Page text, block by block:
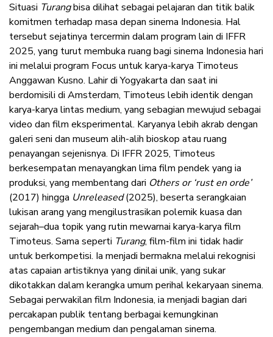
Situasi Turangbisa dilihat sebagai pelajaran dan titik balik
komitmen terhadap masa depan sinema Indonesia. Hal
tersebut sejatinya tercermin dalam program lain di IFFR
2025, yang turut membuka ruang bagi sinema Indonesia hari
ini melalui program Focus untuk karya-karya Timoteus
Anggawan Kusno. Lahir di Yogyakarta dan saat ini
berdomisili di Amsterdam, Timoteus lebih identik dengan
karya-karya lintas medium, yang sebagian mewujud sebagai
video dan film eksperimental. Karyanya lebih akrab dengan
galeri seni dan museum alih-alih bioskop atau ruang
penayangan sejenisnya. Di IFFR 2025, Timoteus
berkesempatan menayangkan lima film pendek yang ia
produksi, yang membentang dari Others or ‘rust en orde’
(2017) hingga Unreleased(2025), beserta serangkaian
lukisan arang yang mengilustrasikan polemik kuasa dan
sejarah–dua topik yang rutin mewarnai karya-karya film
Timoteus. Sama seperti Turang, film-film ini tidak hadir
untuk berkompetisi. Ia menjadi bermakna melalui rekognisi
atas capaian artistiknya yang dinilai unik, yang sukar
dikotakkan dalam kerangka umum perihal kekaryaan sinema.
Sebagai perwakilan film Indonesia, ia menjadi bagian dari
percakapan publik tentang berbagai kemungkinan
pengembangan medium dan pengalaman sinema.